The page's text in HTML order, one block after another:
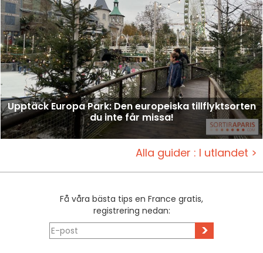
Upptäck Europa Park: Den europeiska tillflyktsorten
du inte får missa!
Alla guider : I utlandet >
Få våra bästa tips en France gratis,
registrering nedan:
>